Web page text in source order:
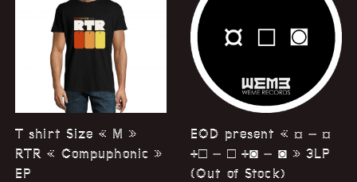
EOD present « ¤ – ¤
+□ – □ +◙ – ◙ » 3LP
(Out of Stock)
T shirt Size « M »
RTR « Compuphonic »
EP